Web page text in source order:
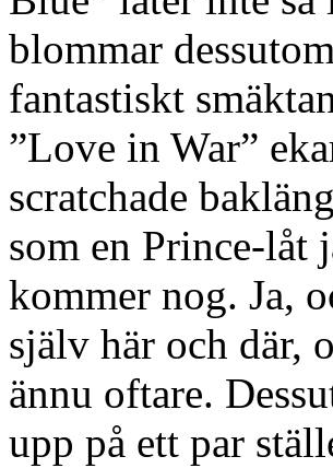
blommar
fantastiskt
”Love in War”
scratchade
som en Prince-låt
kommer nog. Ja,
själv här och där,
ännu oftare.
upp på ett par